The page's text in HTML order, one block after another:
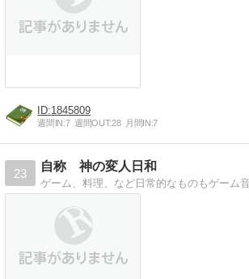
1845809
週間IN:7 週間OUT:28 月間IN:7
23
自称 神の変人日和